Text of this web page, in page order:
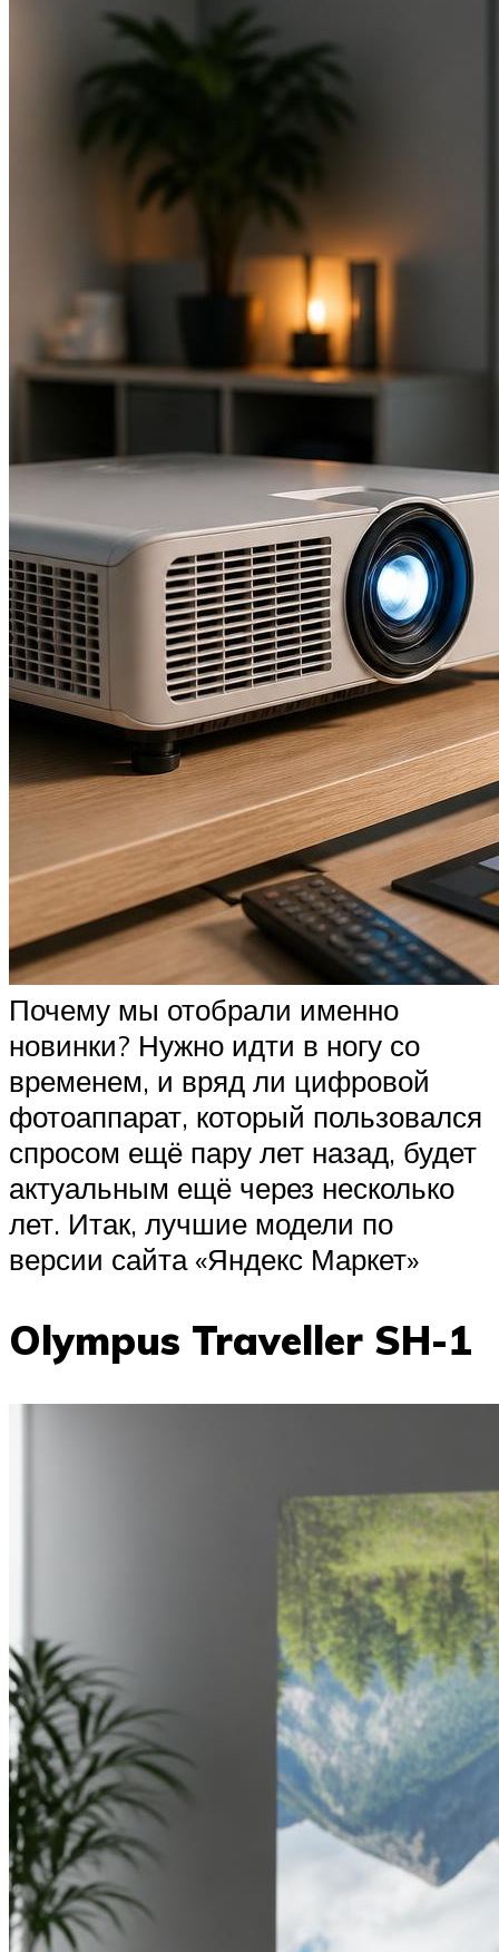
Почему мы отобрали именно
новинки? Нужно идти в ногу со
временем, и вряд ли цифровой
фотоаппарат, который пользовался
спросом ещё пару лет назад, будет
актуальным ещё через несколько
лет. Итак, лучшие модели по
версии сайта «Яндекс Маркет»
Olympus Traveller SH-1